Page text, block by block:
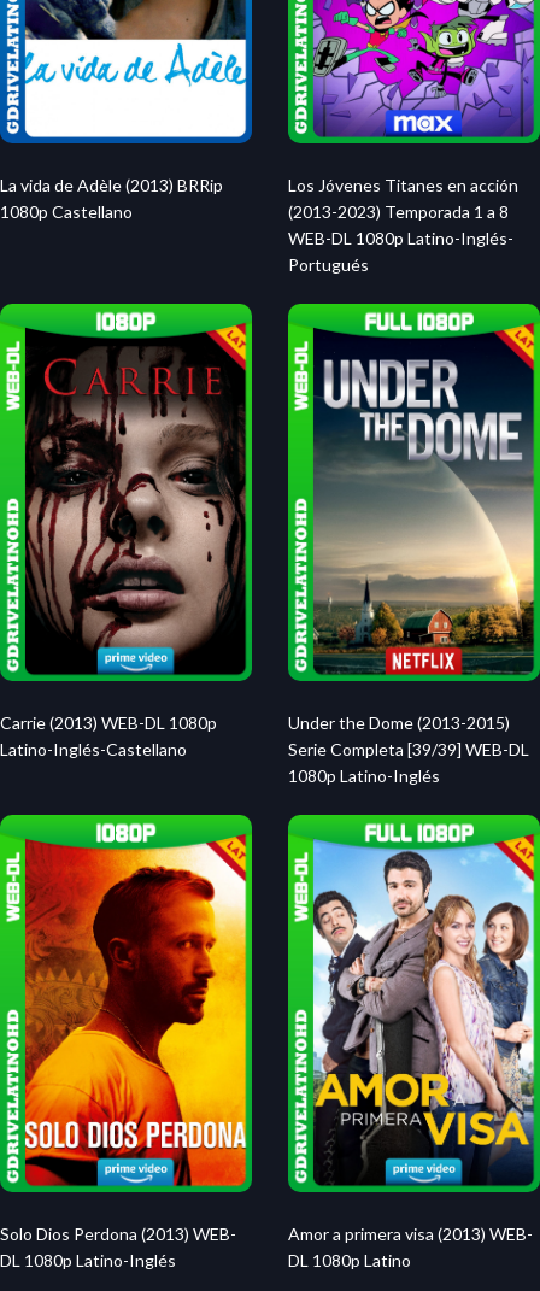
La vida de Adèle (2013) BRRip
1080p Castellano
Los Jóvenes Titanes en acción
(2013-2023) Temporada 1 a 8
WEB-DL 1080p Latino-Inglés-
Portugués
Carrie (2013) WEB-DL 1080p
Latino-Inglés-Castellano
Under the Dome (2013-2015)
Serie Completa [39/39] WEB-DL
1080p Latino-Inglés
Solo Dios Perdona (2013) WEB-
DL 1080p Latino-Inglés
Amor a primera visa (2013) WEB-
DL 1080p Latino